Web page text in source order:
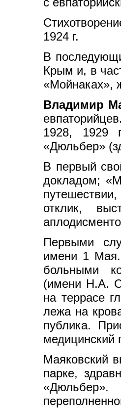
1924 г.
В
Крым и, в
«Мойнаках»,
Владимир
1928, 1929
«Дюльбер»
В первый
докладом;
отклик,
Первыми
имени 1 Мая.
больными
(имени Н.А.
на террасе
лежа на
публика.
медицинский
Маяковский
парке,